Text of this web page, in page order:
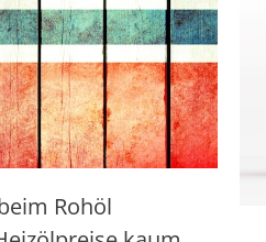
Rohöl